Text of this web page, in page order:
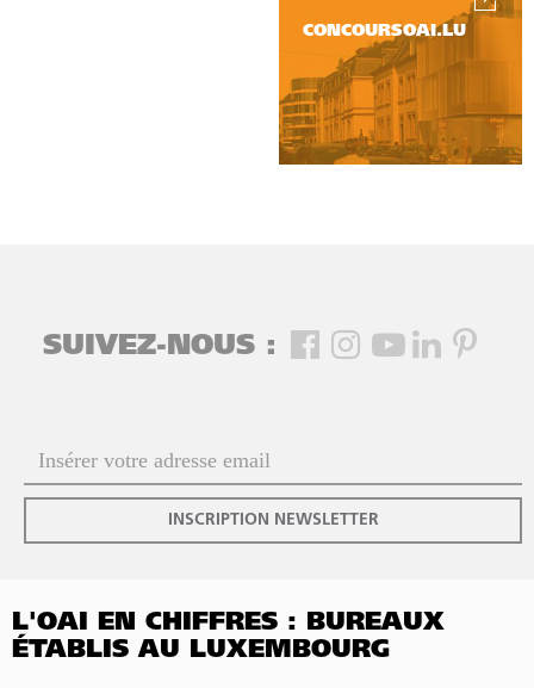
CONCOURSOAI.LU
SUIVEZ-NOUS :
INSCRIPTION NEWSLETTER
L'OAI EN CHIFFRES : BUREAUX
ÉTABLIS AU LUXEMBOURG